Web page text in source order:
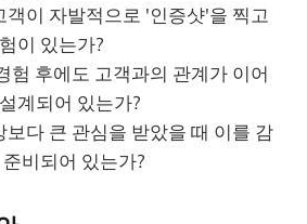
객이 자발적으로 '인증샷'을 찍고
이 있는가?
험 후에도 고객과의 관계가 이어
계되어 있는가?
보다 큰 관심을 받았을 때 이를 감
비되어 있는가?